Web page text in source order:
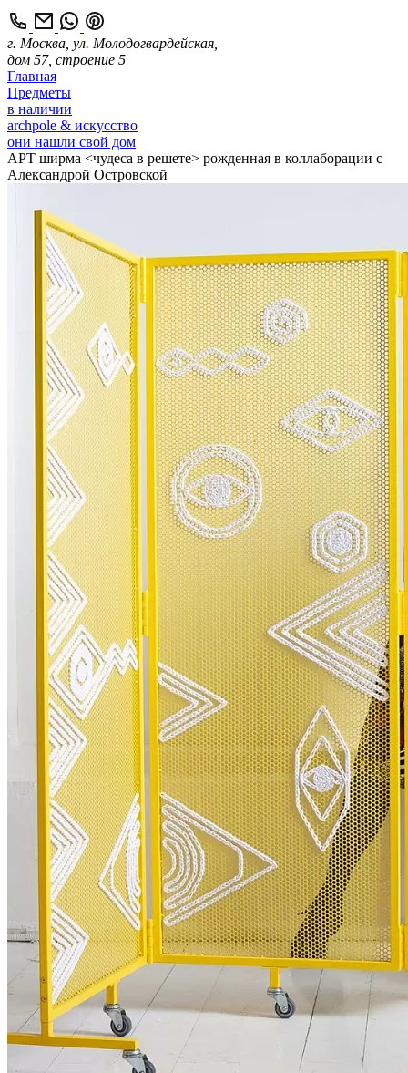
г. Москва, ул. Молодогвардейская,
дом 57, строение 5
Главная
Предметы
в наличии
archpole & искусство
они нашли свой дом
АРТ ширма <чудеса в решете> рожденная в коллаборации с
Александрой Островской